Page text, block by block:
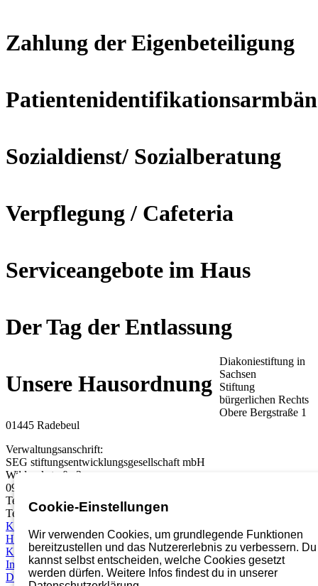
Zahlung der Eigenbeteiligung
Sozialdienst/ Sozialberatung
Verpflegung / Cafeteria
Serviceangebote im Haus
Der Tag der Entlassung
Unsere Hausordnung
Diakoniestiftung in
Sachsen
Stiftung
bürgerlichen Rechts
Obere Bergstraße 1
01445 Radebeul
Verwaltungsanschrift:
SEG stiftungsentwicklungsgesellschaft mbH
Wildparkstraße 3
09247 Chemnitz
Telefon:
03722 46937 0
Telefax: 03722 49937 99
Karriereportal
Hinweisgebersystem
Kontakt
Impressum
Datenschutz
Cookie-Einstellungen
Wir verwenden Cookies, um grundlegende Funktionen
bereitzustellen und das Nutzererlebnis zu verbessern. Du
kannst selbst entscheiden, welche Cookies gesetzt
werden dürfen. Weitere Infos findest du in unserer